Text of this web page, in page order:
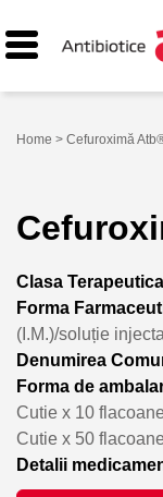
Home > Cefuroximă
Clasa
Forma
(I.M.)/soluție
Denumirea
Forma de
Cutie x 10
Cutie x 50
Detalii